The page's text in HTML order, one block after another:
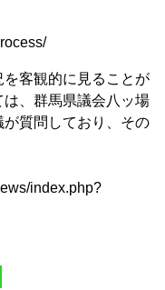
客観的に見ることが
、群馬県議会八ッ場
質問しており、その
index.php?